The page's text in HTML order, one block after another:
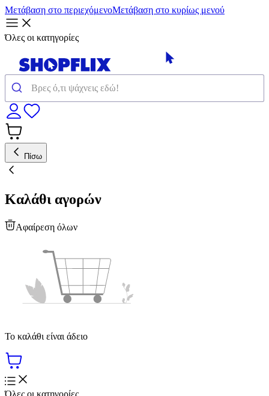
Μετάβαση στο περιεχόμενοΜετάβαση στο κυρίως μενού
Όλες οι κατηγορίες
Πίσω
Καλάθι αγορών
Αφαίρεση όλων
Το καλάθι είναι άδειο
Όλες οι κατηγορίες